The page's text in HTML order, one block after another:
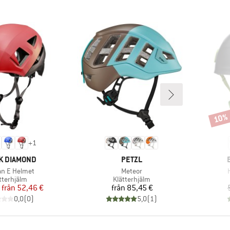
+1
DIAMOND
E Helmet
Pris
Reducerat pris
från 52,46 €
0,0(0)
VARUMÄRKE
PETZL
Produkter
Meteor
Produktgrupp
Klätterhjälm
Pris
från 85,45 €
5,0(1)
10%